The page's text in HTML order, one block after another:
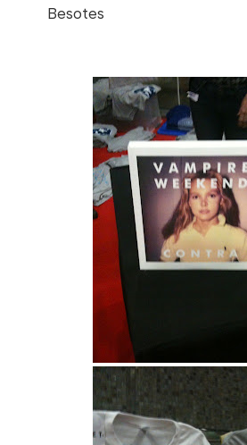
Besotes